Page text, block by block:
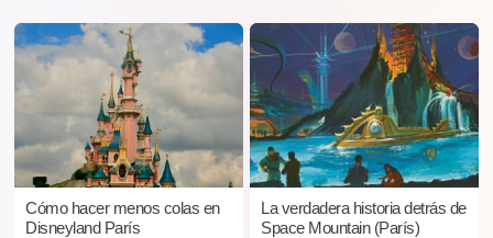
Cómo hacer menos colas en
Disneyland París
La verdadera historia detrás de
Space Mountain (París)